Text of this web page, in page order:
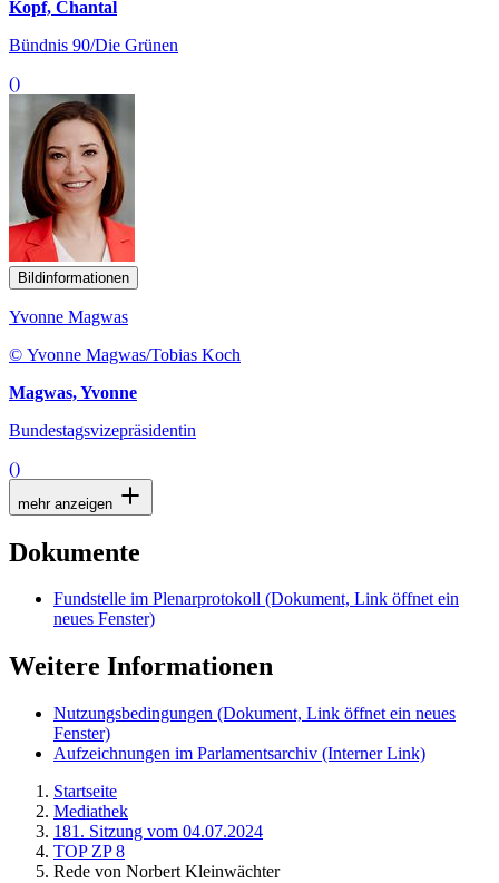
Kopf, Chantal
Bündnis 90/Die Grünen
()
Bildinformationen
Yvonne Magwas
© Yvonne Magwas/Tobias Koch
Magwas, Yvonne
Bundestagsvizepräsidentin
()
mehr anzeigen
Dokumente
Fundstelle im Plenarprotokoll (Dokument, Link öffnet ein
neues Fenster)
Weitere Informationen
Nutzungsbedingungen (Dokument, Link öffnet ein neues
Fenster)
Aufzeichnungen im Parlamentsarchiv (Interner Link)
Startseite
Mediathek
181. Sitzung vom 04.07.2024
TOP ZP 8
Rede von Norbert Kleinwächter